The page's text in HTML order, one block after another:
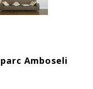
Amboseli